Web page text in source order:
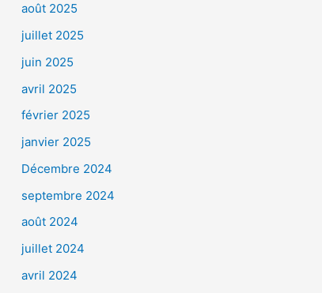
août 2025
juillet 2025
juin 2025
avril 2025
février 2025
janvier 2025
Décembre 2024
septembre 2024
août 2024
juillet 2024
avril 2024